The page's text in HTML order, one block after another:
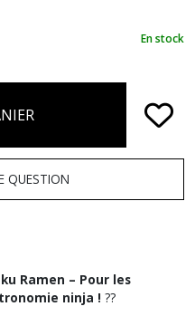
En stock
QUESTION
Ramen – Pour les
ninja ! ??